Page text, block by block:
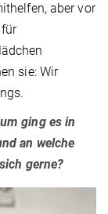
aber vor
sie: Wir
ging es in
an welche
gerne?